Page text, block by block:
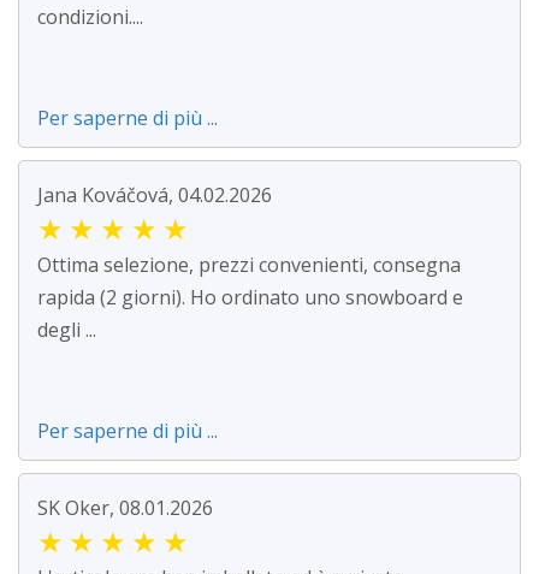
condizioni....
Per saperne di più ...
Jana Kováčová, 04.02.2026
★ ★ ★ ★ ★
Ottima selezione, prezzi convenienti, consegna
rapida (2 giorni). Ho ordinato uno snowboard e
degli ...
Per saperne di più ...
SK Oker, 08.01.2026
★ ★ ★ ★ ★